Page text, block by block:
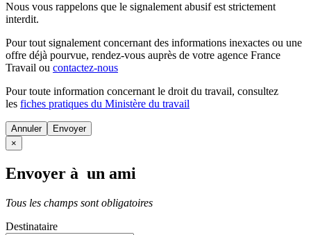
Nous vous rappelons que le signalement abusif est strictement
interdit.
Pour tout signalement concernant des informations inexactes ou une
offre déjà pourvue, rendez-vous auprès de votre agence France
Travail ou contactez-nous
Pour toute information concernant le droit du travail, consultez
les fiches pratiques du Ministère du travail
Annuler
×
Envoyer à un ami
Tous les champs sont obligatoires
Destinataire